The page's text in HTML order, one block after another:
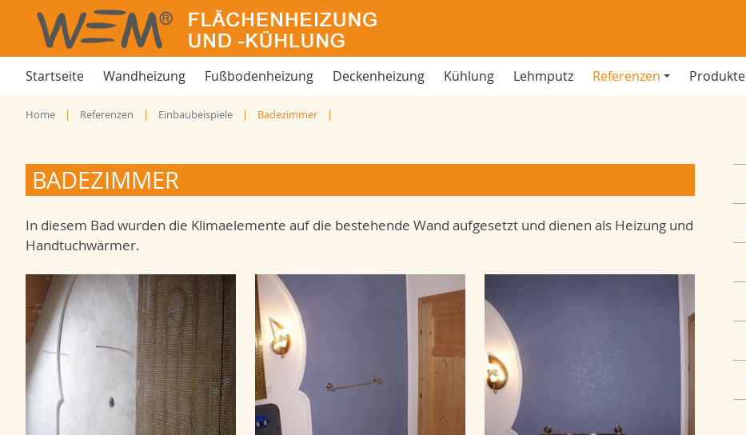
Startseite Wandheizung Fußbodenheizung Deckenheizung Kühlung Lehmputz Referenzen Produkte
Home Referenzen Einbaubeispiele Badezimmer
BADEZIMMER
In diesem Bad wurden die Klimaelemente auf die bestehende Wand aufgesetzt und dienen als Heizung und
Handtuchwärmer.